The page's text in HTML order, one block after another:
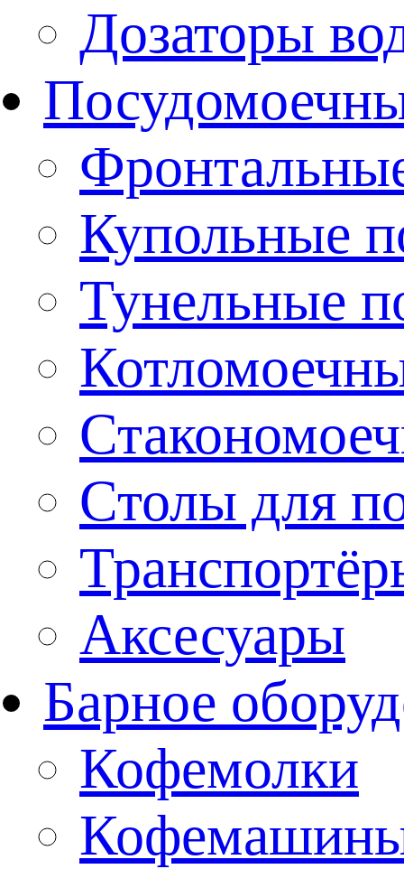
Дозаторы
Купольные
Тунельные
Столы для
Аксесуары
Барное
Кофемолки